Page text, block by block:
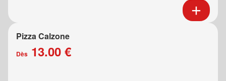
Pizza Calzone
Dès 13.00 €